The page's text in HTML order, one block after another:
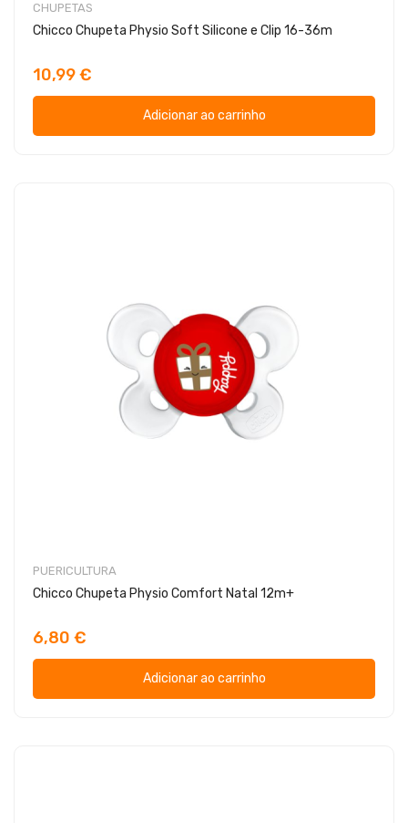
CHUPETAS
Chicco Chupeta Physio Soft Silicone e Clip 16-36m
10,99 €
Adicionar ao carrinho
PUERICULTURA
Chicco Chupeta Physio Comfort Natal 12m+
6,80 €
Adicionar ao carrinho